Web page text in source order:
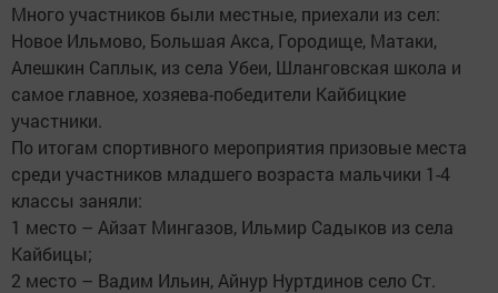
Много участников были местные, приехали из сел:
Новое Ильмово, Большая Акса, Городище, Матаки,
Алешкин Саплык, из села Убеи, Шланговская школа и
самое главное, хозяева-победители Кайбицкие
участники.
По итогам спортивного мероприятия призовые места
среди участников младшего возраста мальчики 1-4
классы заняли:
1 место – Айзат Мингазов, Ильмир Садыков из села
Кайбицы;
2 место – Вадим Ильин, Айнур Нуртдинов село Ст.